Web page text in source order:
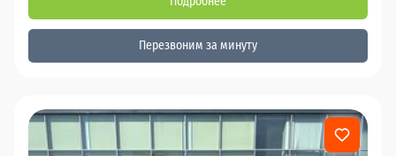
Перезвоним за минуту